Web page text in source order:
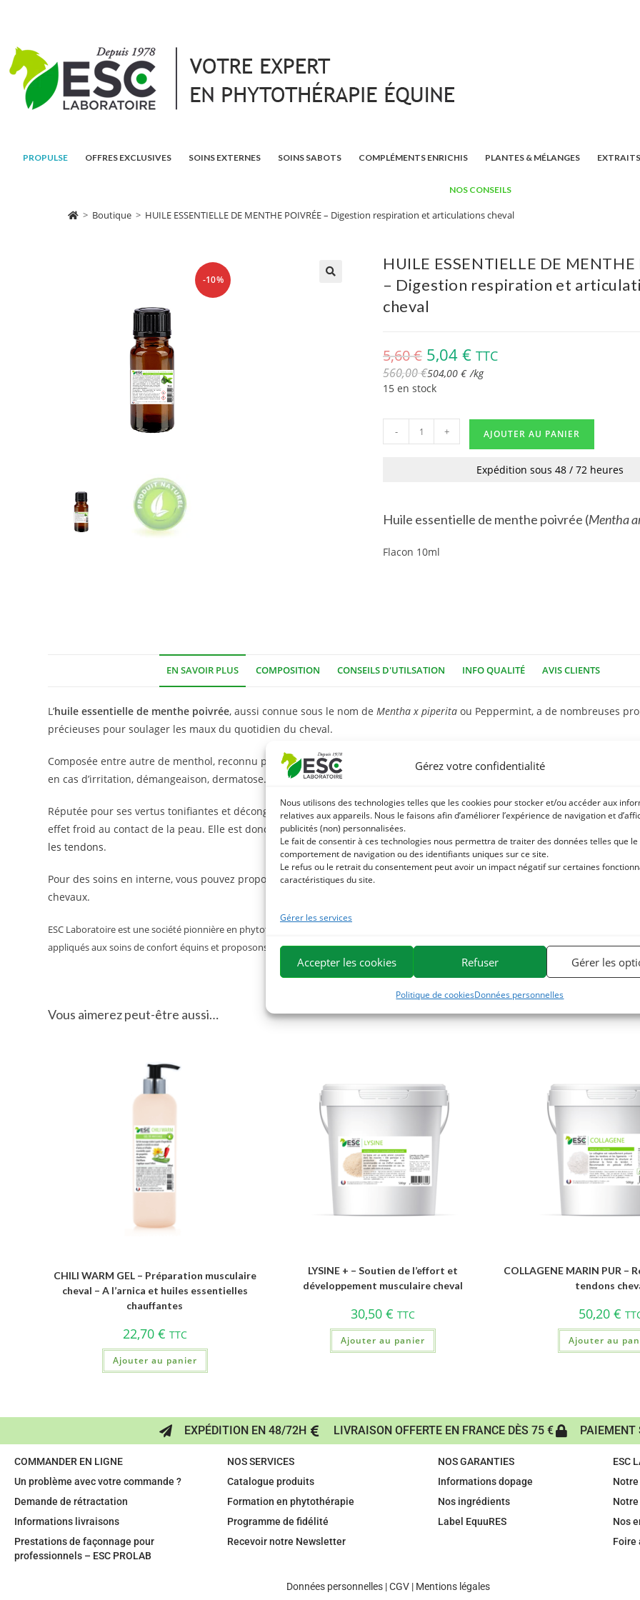
Gérez votre confidentialité
Nous utilisons des technologies telles que les cookies pour stocker et/ou accéder aux
relatives aux appareils. Nous le faisons afin d’améliorer l’expérience de navigation et
publicités (non) personnalisées.
Le fait de consentir à ces technologies nous permettra de traiter des données telles que le
comportement de navigation ou des identifiants uniques sur ce site.
Le refus ou le retrait du consentement peut avoir un impact négatif sur certaines
caractéristiques du site.
Gérer les services
Accepter les cookies Refuser Gérer les
Politique de cookiesDonnées personnelles
PROPULSE OFFRES EXCLUSIVES SOINS EXTERNES SOINS SABOTS COMPLÉMENTS ENRICHIS PLANTES & MÉLANGES
NOS CONSEILS
> Boutique > HUILE ESSENTIELLE DE MENTHE POIVRÉE – Digestion respiration et articulations cheval
-10%
HUILE ESSENTIELLE DE MENTHE
– Digestion respiration et
cheval
5,60€ 5,04€ TTC
560,00€504,00€ /kg
15 en stock
- + AJOUTER AU PANIER
Expédition sous 48 / 72 heures
Huile essentielle de menthe poivrée (Mentha
Flacon 10ml
EN SAVOIR PLUS COMPOSITION CONSEILS D'UTILSATION INFO QUALITÉ AVIS CLIENTS
L’huile essentielle de menthe poivrée, aussi connue sous le nom deMentha x piperita ou Peppermint, a de nombreuses
précieuses pour soulager les maux du quotidien du cheval.
Composée entre autre de menthol, reconnu pour ses propriétés purifiantes, l’huile essentielle de menthe poivrée est un
en cas d’irritation, démangeaison, dermatose…
Réputée pour ses vertus tonifiantes et décongestionnantes, l’huile essentielle de menthe poivréea également la
effet froid au contact de la peau. Elle est donc particulièrement adaptée en cas de besoin de récupération musculaire ou
les tendons.
Pour des soins en interne, vous pouvez proposer lamenthe poivrée sous forme de plantes séchées
chevaux.
ESC Laboratoire est une société pionnière en phytothérapie équine. Nous sommes spécialisés dans la sélection et l’utilisation de principes
appliqués aux soins de confort équins et proposons la gamme de produits naturels pour chevaux la plus large du marché.
Vous aimerez peut-être aussi…
CHILI WARM GEL – Préparation musculaire
cheval – A l’arnica et huiles essentielles
chauffantes
22,70 € TTC
Ajouter au panier
LYSINE + – Soutien de l’effort et
développement musculaire cheval
30,50 € TTC
Ajouter au panier
COLLAGENE MARIN PUR –
tendons
50,20€
Ajouter au
EXPÉDITION EN 48/72H LIVRAISON OFFERTE EN FRANCE DÈS 75 € PAIEMENT
COMMANDER EN LIGNE
Un problème avec votre commande ?
Demande de rétractation
Informations livraisons
Prestations de façonnage pour
professionnels – ESC PROLAB
NOS SERVICES
Catalogue produits
Formation en phytothérapie
Programme de fidélité
Recevoir notre Newsletter
NOS GARANTIES
Informations dopage
Nos ingrédients
Label EquuRES
ESC
Nos
Foire
Données personnelles|CGV| Mentions légales